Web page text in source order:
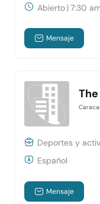
Abierto |7:30
Mensaje
Deportes y
Español
Mensaje